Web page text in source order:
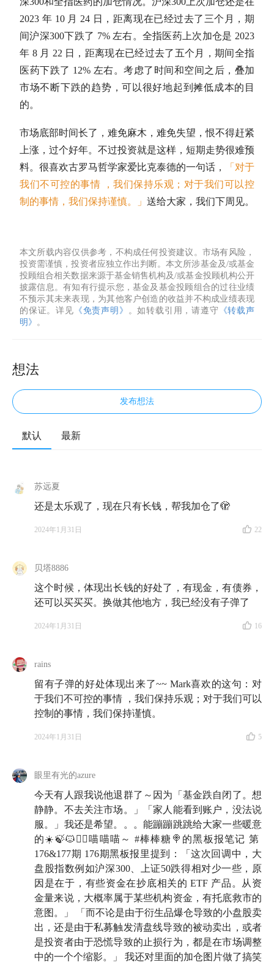
2023 年 10 月 24 日，距离现在已经过去了三个月，期
间沪深300下跌了 7% 左右。 全指医药 上次加仓是 2023
年 8 月 22 日，距离现在已经过去了五个月，期间全指
医药下跌了 12% 左右。考虑了时间和空间之后，叠加
市场不断下跌的趋势，可以很好地起到摊低成本的目
的。
市场底部时间长了，难免麻木，难免失望，恨不得赶紧
上涨，过个好年。不过投资就是这样，短期走势很难预
料。很喜欢古罗马哲学家爱比克泰德的一句话，
「对于
我们不可控的事情 ，我们保持乐观；对于我们可以控
制的事情，我们保持谨慎。」 送给大家，我们下周见。
本文所载内容仅供参考，不构成任何投资建议。市场有风险，
投资需谨慎，投资者应独立作出判断。本文所涉基金及/或基金
投顾组合相关数据来源于基金销售机构及/或基金投顾机构公开
披露信息。有知有行提示您，基金及基金投顾组合的过往业绩
不预示其未来表现，为其他客户创造的收益并不构成业绩表现
的保证。详见 《免责声明》 。如转载引用，请遵守
《转载声
明》
。
想法
发布想法
默认 最新
苏远夏
还是太乐观了，现在只有长钱，帮我加仓了🫣
2024年1月31日 22
贝塔8886
这个时候，体现出长钱的好处了，有现金，有债券，
还可以买买买。换做其他地方，我已经没有子弹了
2024年1月31日 16
rains
留有子弹的好处体现出来了~~ Mark喜欢的这句：对
于我们不可控的事情 ，我们保持乐观；对于我们可以
控制的事情，我们保持谨慎。
2024年1月31日 5
眼里有光的azure
今天有人跟我说他退群了～因为「基金跌自闭了。想
静静。不去关注市场。」「家人能看到账户，没法说
服。」我还是希望。。。能蹦蹦跳跳给大家一些暖意
的☀️🍃🐱🧝‍♀️喵喵喵～ #棒棒糖🍭的黑板报笔记 第
176&177期 176期黑板报里提到：「这次回调中，大
盘股指数例如沪深300、上证50跌得相对少一些，原
因是在于，有些资金在抄底相关的 ETF 产品。从资
金量来说，大概率属于某些机构资金，有托底救市的
意图。」 「而不论是由于衍生品爆仓导致的小盘股卖
出，还是由于私募触发清盘线导致的被动卖出，或者
是投资者由于恐慌导致的止损行为，都是在市场调整
中的一个个缩影。」 我还对里面的加仓图片做了搞笑